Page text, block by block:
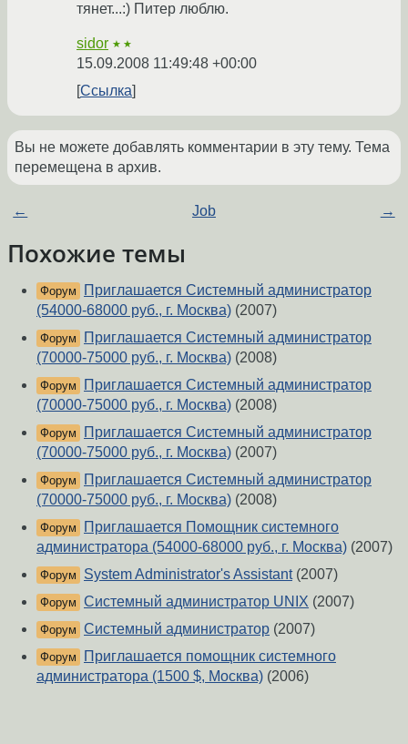
тянет...:) Питер люблю.
sidor ★★
15.09.2008 11:49:48 +00:00
Ссылка
Вы не можете добавлять комментарии в эту тему. Тема
перемещена в архив.
← Job →
Похожие темы
Форум
Приглашается Системный администратор
(54000-68000 руб., г. Москва) (2007)
Форум
Приглашается Системный администратор
(70000-75000 руб., г. Москва) (2008)
Форум
Приглашается Системный администратор
(70000-75000 руб., г. Москва) (2008)
Форум
Приглашается Системный администратор
(70000-75000 руб., г. Москва) (2007)
Форум
Приглашается Системный администратор
(70000-75000 руб., г. Москва) (2008)
Форум
Приглашается Помощник системного
администратора (54000-68000 руб., г. Москва) (2007)
Форум System Administrator's Assistant(2007)
Форум Системный администратор UNIX (2007)
Форум Cистемный администратор (2007)
Форум
Приглашается помощник системного
администратора (1500 $, Москва) (2006)